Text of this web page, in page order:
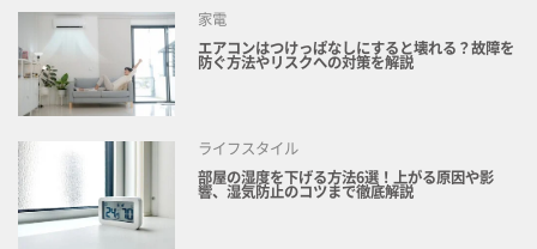
家電
エアコンはつけっぱなしにすると壊れる？故障を
防ぐ方法やリスクへの対策を解説
ライフスタイル
部屋の湿度を下げる方法6選！上がる原因や影
響、湿気防止のコツまで徹底解説